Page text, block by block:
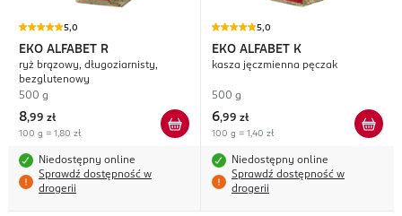
5,0
EKO ALFABET R
ryż brązowy, długoziarnisty,
bezglutenowy
500 g
8,99 zł
100 g = 1,80 zł
Niedostępny online
Sprawdź dostępność w
drogerii
5,0
EKO ALFABET K
kasza jęczmienna pęczak
500 g
6,99 zł
100 g = 1,40 zł
Niedostępny online
Sprawdź dostępność w
drogerii